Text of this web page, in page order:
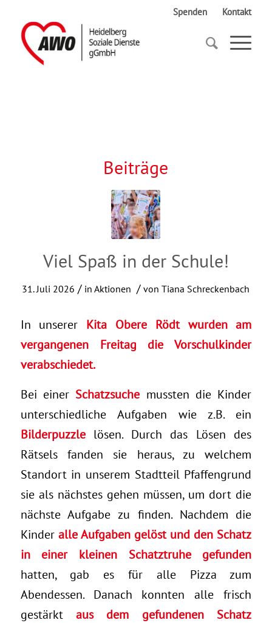
Spenden Kontakt
Schule
Beiträge
Viel Spaß in der Schule!
31. Juli 2026 / inAktionen / vonTiana Schreckenbach
In unserer Kita Obere Rödt wurden am
vergangenen Freitag die Vorschulkinder
verabschiedet.
Bei einer Schatzsuche mussten die Kinder
unterschiedliche Aufgaben wie z.B. ein
Bilderpuzzlelösen. Durch das Lösen des
Rätsels fanden sie heraus, zu welchem
Standort in unserem Stadtteil Pfaffengrund
sie als nächstes gehen müssen, um dort die
nächste Aufgabe zu finden. Nachdem die
Kinder alle Aufgaben gelöst und den Schatz
in einer kleinen Schatztruhe gefunden
hatten, gab es für alle Pizza zum
Abendessen. Danach konnten alle frisch
gestärktaus dem gefundenen Schatz